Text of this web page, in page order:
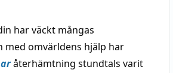
har väckt mångas
med omvärldens hjälp har
återhämtning stundtals varit